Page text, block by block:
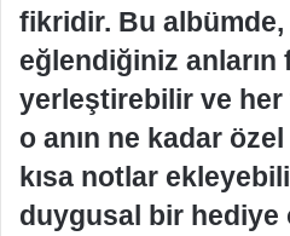
fikridir. Bu
eğlendiğiniz anların
yerleştirebilir ve her
o anın ne kadar
kısa notlar
duygusal bir hediye